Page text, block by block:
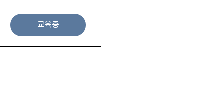
교육중